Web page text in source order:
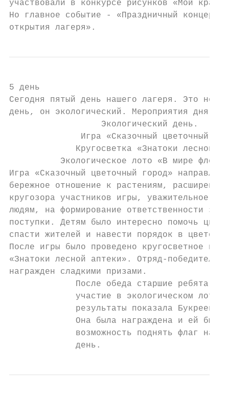
участвовали в конкурсе рисунков «Мой край
Но главное событие - «Праздничный концерт
открытия лагеря».
5 день
Сегодня пятый день нашего лагеря. Это
день, он экологический. Мероприятия дня:
                  Экологический день.
Игра «Сказочный цветочный
Кругосветка «Знатоки лесной
Экологическое лото «В мире флоры
Игра «Сказочный цветочный город»
бережное отношение к растениям, расширение
кругозора участников игры, уважительное
людям, на формирование ответственности за
поступки. Детям было интересно помочь
спасти жителей и навести порядок в
После игры было проведено кругосветное
«Знатоки лесной аптеки». Отряд-победитель
награжден сладкими призами.
После обеда старшие ребята
участие в экологическом лото.
результаты показала Букреева
Она была награждена и ей была
возможность поднять флаг на
             день.